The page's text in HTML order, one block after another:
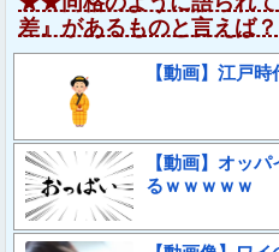
差』があるものと言えば？
【動画】江戸
【動画】オッ
るｗｗｗｗｗ